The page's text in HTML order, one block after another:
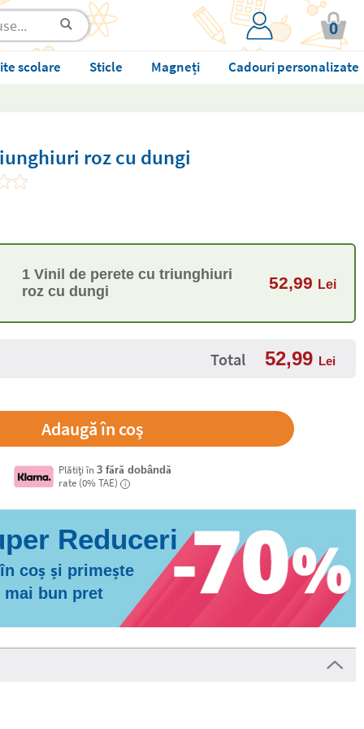
0
scolare Sticle Magneți Cadouri personalizate
roz cu dungi
1 Vinil de perete cu triunghiuri
roz cu dungi
52,99 Lei
Total 52,99 Lei
Plătiți în 3 fără dobândă
rate (0% TAE) i
coș și primește
mai bun pret